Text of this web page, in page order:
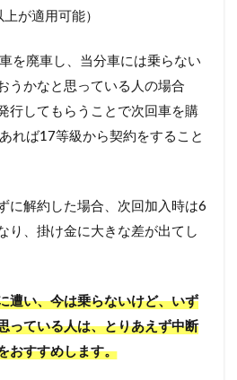
上が適用可能）
を廃車し、当分車には乗らない
うかなと思っている人の場合
行してもらうことで次回車を購
れば17等級から契約をすること
に解約した場合、次回加入時は6
り、掛け金に大きな差が出てし
遭い、今は乗らないけど、いず
っている人は、とりあえず中断
おすすめします。